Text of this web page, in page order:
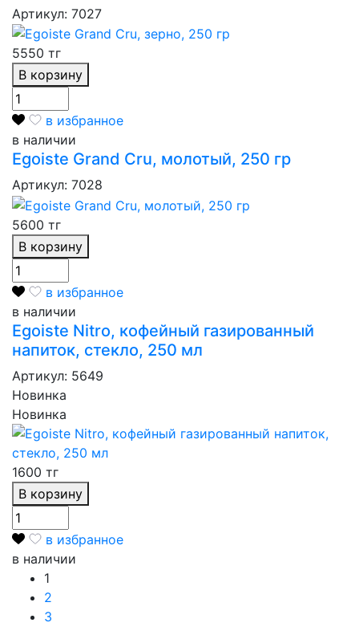
Артикул: 7027
5550 тг
В корзину
в избранное
в наличии
Egoiste Grand Cru, молотый, 250 гр
Артикул: 7028
5600 тг
В корзину
в избранное
в наличии
Egoiste Nitro, кофейный газированный
напиток, стекло, 250 мл
Артикул: 5649
Новинка
Новинка
1600 тг
В корзину
в избранное
в наличии
1
2
3